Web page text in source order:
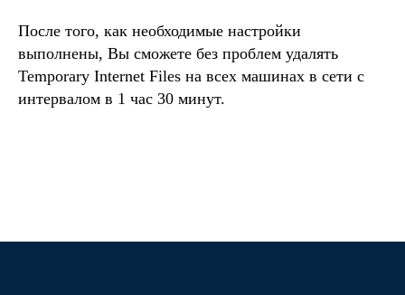
После того, как необходимые настройки
выполнены, Вы сможете без проблем удалять
Temporary Internet Files на всех машинах в сети с
интервалом в 1 час 30 минут.